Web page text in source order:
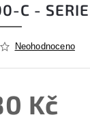
C -
Neohodnoceno
Kč